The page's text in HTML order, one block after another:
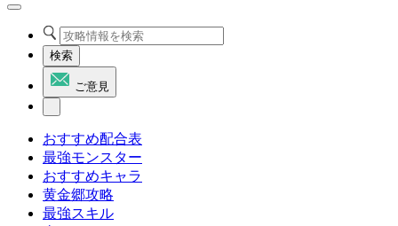
検索
ご意見
おすすめ配合表
最強モンスター
おすすめキャラ
黄金郷攻略
最強スキル